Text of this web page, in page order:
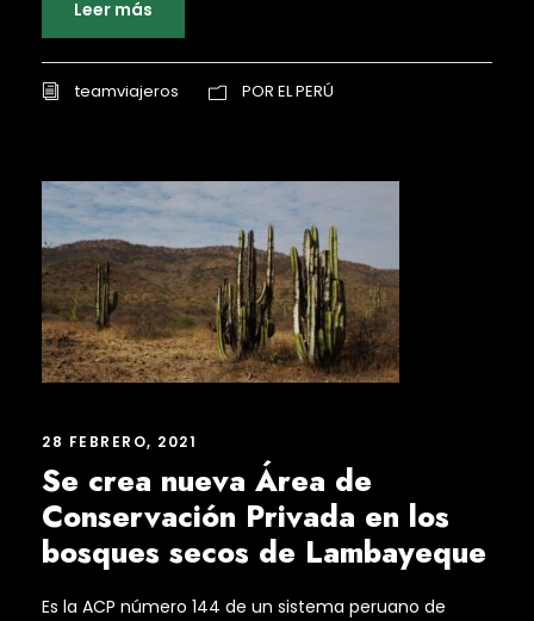
Leer más
teamviajeros POR EL PERÚ
28 FEBRERO, 2021
Se crea nueva Área de
Conservación Privada en los
bosques secos de Lambayeque
Es la ACP número 144 de un sistema peruano de